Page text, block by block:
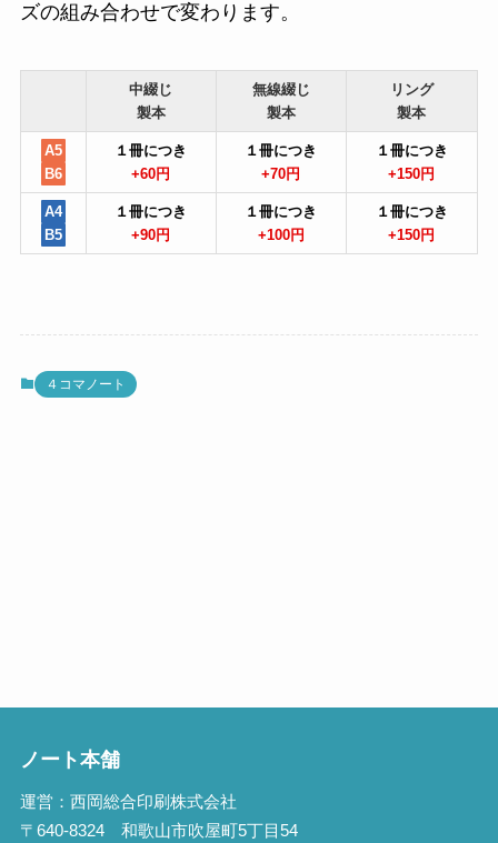
ズの組み合わせで変わります。
中綴じ
製本
無線綴じ
製本
リング
製本
A5
B6
１冊につき
+60円
１冊につき
+70円
１冊につき
+150円
A4
B5
１冊につき
+90円
１冊につき
+100円
１冊につき
+150円
４コマノート
ノート本舗
運営：西岡総合印刷株式会社
〒640-8324 和歌山市吹屋町5丁目54